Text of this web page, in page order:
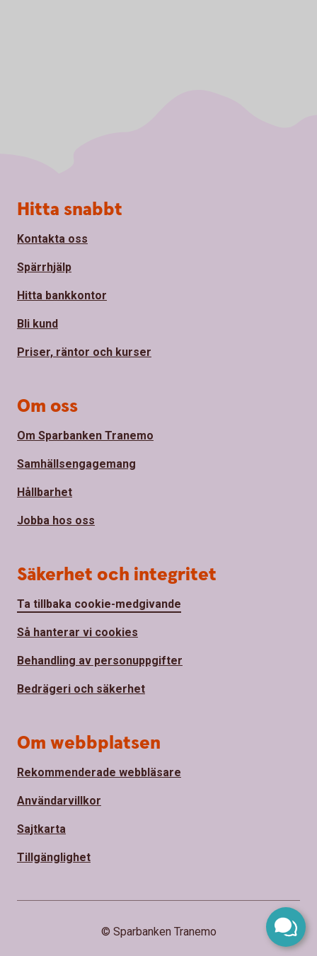
Sidfot
Hitta snabbt
Kontakta oss
Spärrhjälp
Hitta bankkontor
Bli kund
Priser, räntor och kurser
Om oss
Om Sparbanken Tranemo
Samhällsengagemang
Hållbarhet
Jobba hos oss
Säkerhet och integritet
Ta tillbaka cookie-medgivande
Så hanterar vi cookies
Behandling av personuppgifter
Bedrägeri och säkerhet
Om webbplatsen
Rekommenderade webbläsare
Användarvillkor
Sajtkarta
Tillgänglighet
© Sparbanken Tranemo